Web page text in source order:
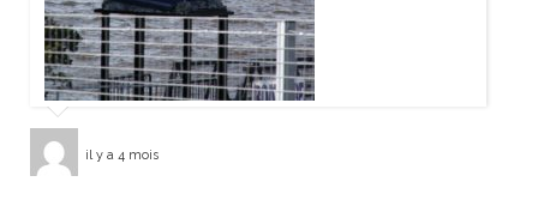
il y a 4 mois